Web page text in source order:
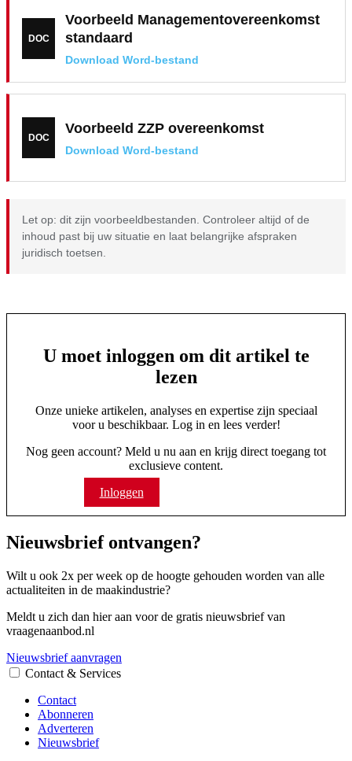
DOC
Voorbeeld Managementovereenkomst
standaard
Download Word-bestand
DOC
Voorbeeld ZZP overeenkomst
Download Word-bestand
Let op: dit zijn voorbeeldbestanden. Controleer altijd of de
inhoud past bij uw situatie en laat belangrijke afspraken
juridisch toetsen.
U moet inloggen om dit artikel te
lezen
Onze unieke artikelen, analyses en expertise zijn speciaal
voor u beschikbaar. Log in en lees verder!
Nog geen account? Meld u nu aan en krijg direct toegang tot
exclusieve content.
Inloggen
Nieuwsbrief ontvangen?
Wilt u ook 2x per week op de hoogte gehouden worden van alle
actualiteiten in de maakindustrie?
Meldt u zich dan hier aan voor de gratis nieuwsbrief van
vraagenaanbod.nl
Nieuwsbrief aanvragen
Contact & Services
Contact
Abonneren
Adverteren
Nieuwsbrief